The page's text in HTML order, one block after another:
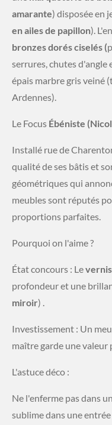
amarante) disposée en
en ailes de papillon).
bronzes dorés ciselés (
serrures, chutes d'angle
épais marbre gris veiné
Ardennes).
​Le Focus Ébéniste
Installé rue de
qualité de ses bâtis et
géométriques qui
meubles sont réputés
proportions parfaites.
​Pourquoi on l'aime ?
État concours : Le
profondeur et une
miroir) .
Investissement : Un
maître garde une
​L'astuce déco :
Ne l'enferme pas dans
sublime dans une